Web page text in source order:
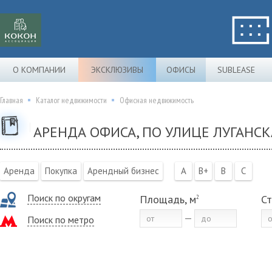
О КОМПАНИИ ЭКСКЛЮЗИВЫ ОФИСЫ SUBLEASE
Главная Каталог недвижимости Офисная недвижимость
АРЕНДА ОФИСА, ПО УЛИЦЕ
Аренда Покупка Арендный бизнес A B+ B C
Поиск по округам
Поиск по метро
Площадь, м2